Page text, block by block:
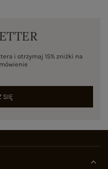
i otrzymaj 15% zniżki na
SIĘ